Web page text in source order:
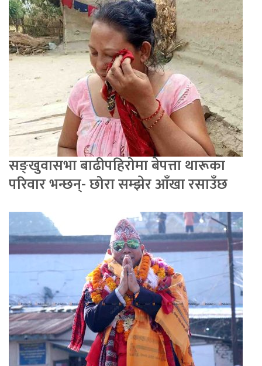
सङ्खुवासभा बाढीपहिरोमा बेपत्ता थारूका
परिवार भन्छन्- छोरा सम्झेर आँखा रसाउँछ